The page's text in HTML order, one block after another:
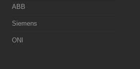
ABB
Siemens
ONI